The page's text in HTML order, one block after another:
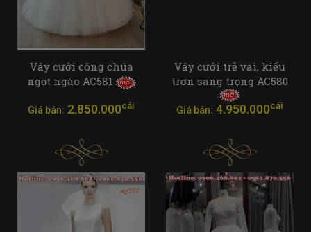
Váy cưới công chúa
ngọt ngào AC581
Giá bán: 2.850.000cái
Váy cưới trễ vai, kiểu
trơn sang trọng AC580
Giá bán: 4.950.000cái